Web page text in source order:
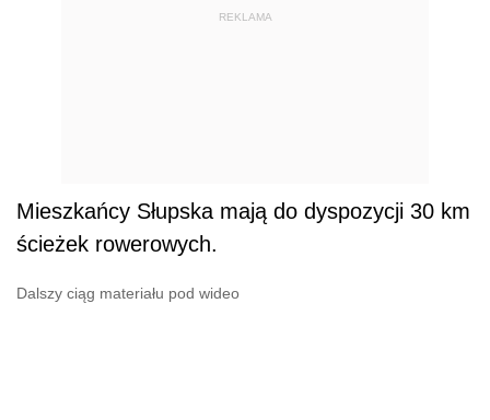
REKLAMA
Mieszkańcy Słupska mają do dyspozycji 30 km
ścieżek rowerowych.
Dalszy ciąg materiału pod wideo